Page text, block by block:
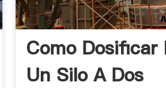
Como Dosificar
Un Silo A Dos